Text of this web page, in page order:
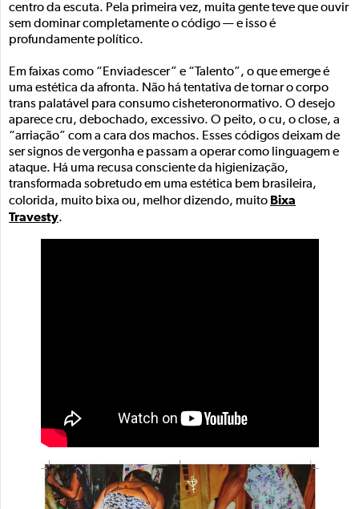
centro da escuta. Pela primeira vez, muita gente teve que ouvir
sem dominar completamente o código — e isso é
profundamente político.
Em faixas como “Enviadescer” e “Talento”, o que emerge é
uma estética da afronta. Não há tentativa de tornar o corpo
trans palatável para consumo cisheteronormativo. O desejo
aparece cru, debochado, excessivo. O peito, o cu, o close, a
“arriação” com a cara dos machos. Esses códigos deixam de
ser signos de vergonha e passam a operar como linguagem e
ataque. Há uma recusa consciente da higienização,
transformada sobretudo em uma estética bem brasileira,
colorida, muito bixa ou, melhor dizendo, muito Bixa
Travesty.